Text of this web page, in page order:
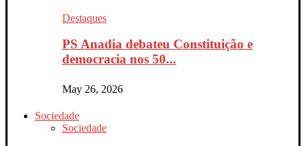
Destaques
PS Anadia debateu Constituição e
democracia nos 50...
May 26, 2026
Sociedade
Sociedade